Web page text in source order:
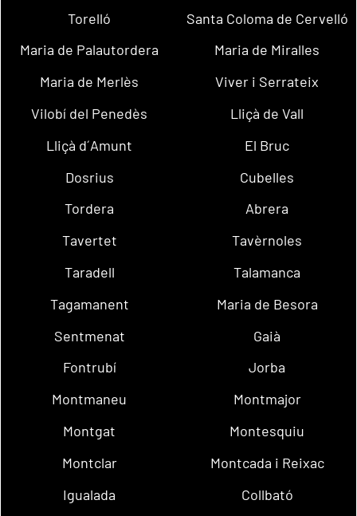
Torelló
Santa Coloma de Cervelló
Maria de Palautordera
Maria de Miralles
Maria de Merlès
Viver i Serrateix
Vilobí del Penedès
Lliçà de Vall
Lliçà d´Amunt
El Bruc
Dosrius
Cubelles
Tordera
Abrera
Tavertet
Tavèrnoles
Taradell
Talamanca
Tagamanent
Maria de Besora
Sentmenat
Gaià
Fontrubí
Jorba
Montmaneu
Montmajor
Montgat
Montesquiu
Montclar
Montcada i Reixac
Igualada
Collbató